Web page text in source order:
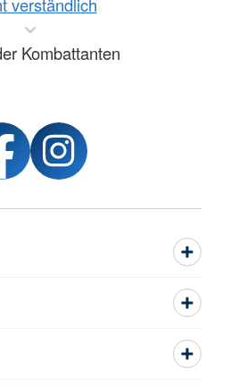
Kombattanten